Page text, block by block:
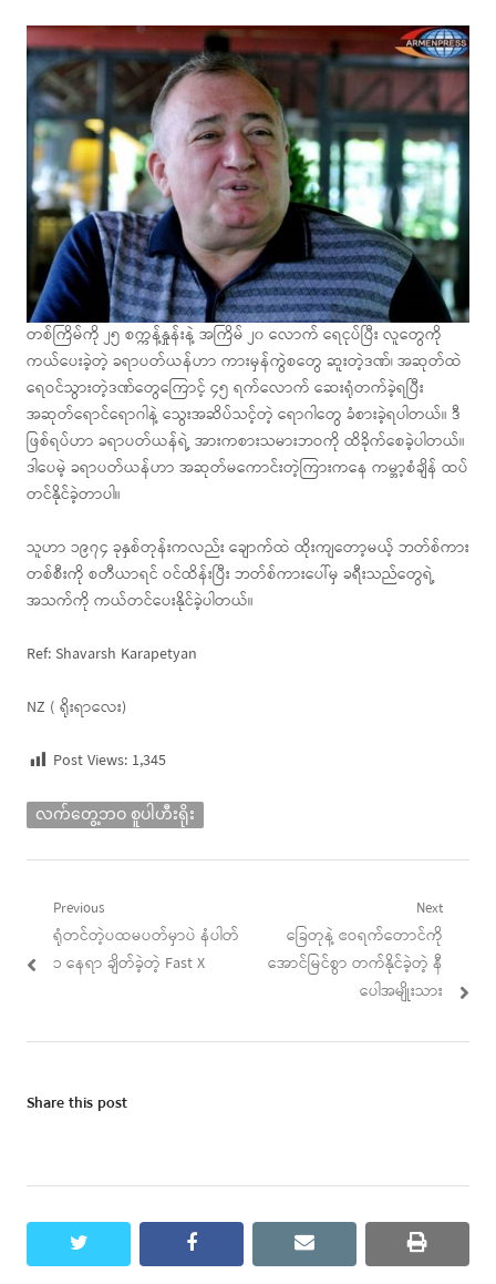
တစ်ကြိမ်ကို ၂၅ စက္ကန့်နှုန်းနဲ့ အကြိမ် ၂၀ လောက် ရေငုပ်ပြီး လူတွေကို
ကယ်ပေးခဲ့တဲ့ ခရာပတ်ယန်ဟာ ကားမှန်ကွဲစတွေ ဆူးတဲ့ဒဏ်၊ အဆုတ်ထဲ
ရေဝင်သွားတဲ့ဒဏ်တွေကြောင့် ၄၅ ရက်လောက် ဆေးရုံတက်ခဲ့ရပြီး
အဆုတ်ရောင်ရောဂါနဲ့ သွေးအဆိပ်သင့်တဲ့ ရောဂါတွေ ခံစားခဲ့ရပါတယ်။ ဒီ
ဖြစ်ရပ်ဟာ ခရာပတ်ယန်ရဲ့ အားကစားသမားဘဝကို ထိခိုက်စေခဲ့ပါတယ်။
ဒါပေမဲ့ ခရာပတ်ယန်ဟာ အဆုတ်မကောင်းတဲ့ကြားကနေ ကမ္ဘာ့စံချိန် ထပ်
တင်နိုင်ခဲ့တာပါ။
သူဟာ ၁၉၇၄ ခုနှစ်တုန်းကလည်း ချောက်ထဲ ထိုးကျတော့မယ့် ဘတ်စ်ကား
တစ်စီးကို စတီယာရင် ဝင်ထိန်းပြီး ဘတ်စ်ကားပေါ်မှ ခရီးသည်တွေရဲ့
အသက်ကို ကယ်တင်ပေးနိုင်ခဲ့ပါတယ်။
Ref: Shavarsh Karapetyan
NZ ( ရိုးရာလေး)
Post Views: 1,345
လက်တွေ့ဘဝ စူပါဟီးရိုး
Post
navigation
Previous
Previous
post:
ရုံတင်တဲ့ပထမပတ်မှာပဲ နံပါတ်
၁ နေရာ ချိတ်ခဲ့တဲ့ Fast X
Next
Next
post:
ခြေတုနဲ့ ဧဝရက်တောင်ကို
အောင်မြင်စွာ တက်နိုင်ခဲ့တဲ့ နီ
ပေါအမျိုးသား
Share this post
twitter facebook email print